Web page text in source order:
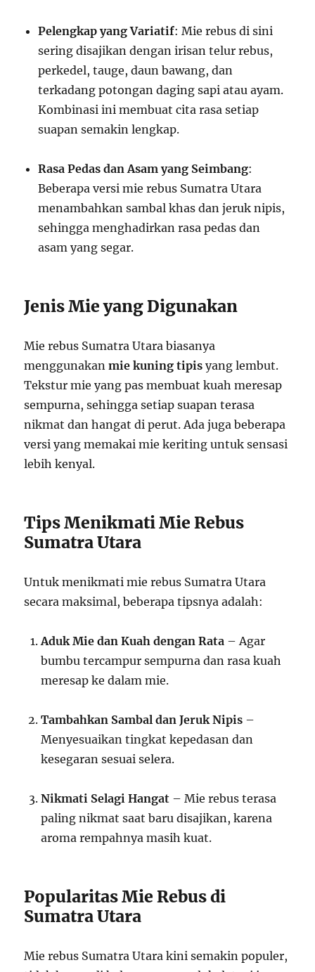
Pelengkap yang Variatif: Mie rebus di sini
sering disajikan dengan irisan telur rebus,
perkedel, tauge, daun bawang, dan
terkadang potongan daging sapi atau ayam.
Kombinasi ini membuat cita rasa setiap
suapan semakin lengkap.
Rasa Pedas dan Asam yang Seimbang:
Beberapa versi mie rebus Sumatra Utara
menambahkan sambal khas dan jeruk nipis,
sehingga menghadirkan rasa pedas dan
asam yang segar.
Jenis Mie yang Digunakan
Mie rebus Sumatra Utara biasanya
menggunakanmie kuning tipis yang lembut.
Tekstur mie yang pas membuat kuah meresap
sempurna, sehingga setiap suapan terasa
nikmat dan hangat di perut. Ada juga beberapa
versi yang memakai mie keriting untuk sensasi
lebih kenyal.
Tips Menikmati Mie Rebus
Sumatra Utara
Untuk menikmati mie rebus Sumatra Utara
secara maksimal, beberapa tipsnya adalah:
Aduk Mie dan Kuah dengan Rata – Agar
bumbu tercampur sempurna dan rasa kuah
meresap ke dalam mie.
Tambahkan Sambal dan Jeruk Nipis –
Menyesuaikan tingkat kepedasan dan
kesegaran sesuai selera.
Nikmati Selagi Hangat – Mie rebus terasa
paling nikmat saat baru disajikan, karena
aroma rempahnya masih kuat.
Popularitas Mie Rebus di
Sumatra Utara
Mie rebus Sumatra Utara kini semakin populer,